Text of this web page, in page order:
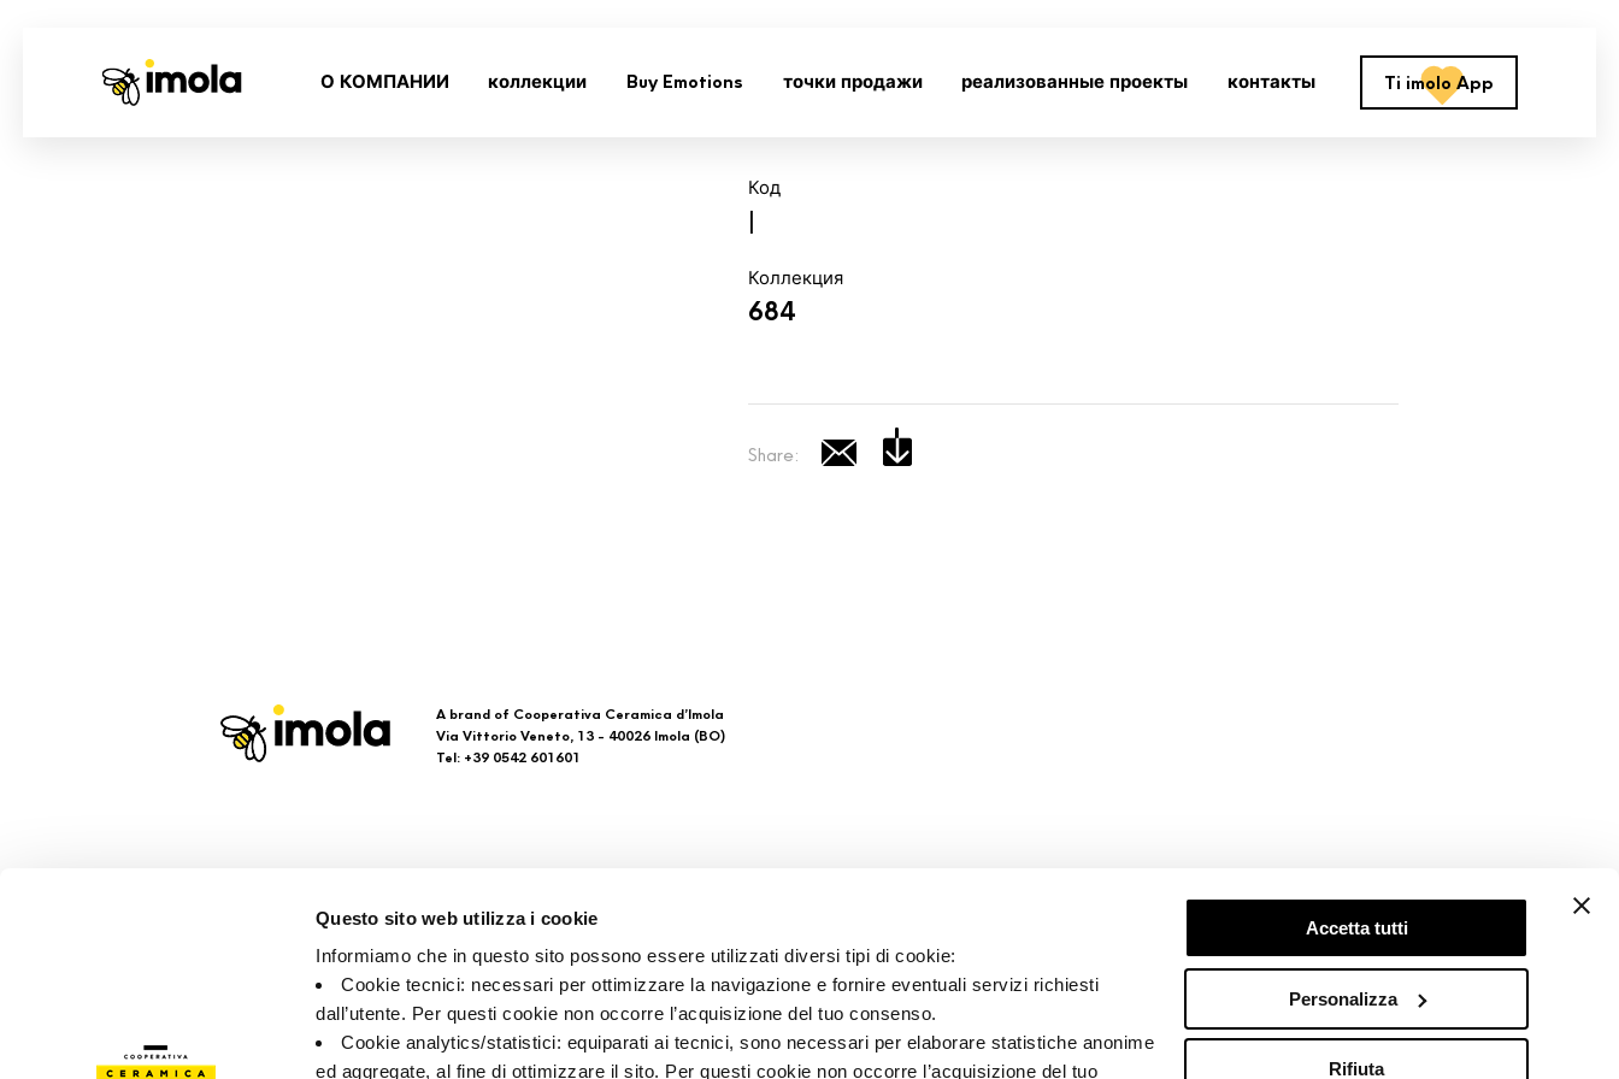
Questo sito web utilizza i cookie
Informiamo che in questo sito possono essere utilizzati diversi tipi di cookie:
Cookie tecnici: necessari per ottimizzare la navigazione e fornire eventuali servizi richiesti
dall’utente. Per questi cookie non occorre l’acquisizione del tuo consenso.
Cookie analytics/statistici: equiparati ai tecnici, sono necessari per elaborare statistiche anonime
ed aggregate, al fine di ottimizzare il sito. Per questi cookie non occorre l’acquisizione del tuo
Accetta tutti
Personalizza
Rifiuta
О КОМПАНИИ коллекции Buy Emotions точки продажи реализованные проекты контакты Ti imolo App
Код
|
Коллекция
684
Share:
A brand of Cooperativa Ceramica d’Imola
Via Vittorio Veneto, 13 - 40026 Imola (BO)
Tel: +39 0542 601601
контакты
точки продажи
Ti imolo App
Follow us